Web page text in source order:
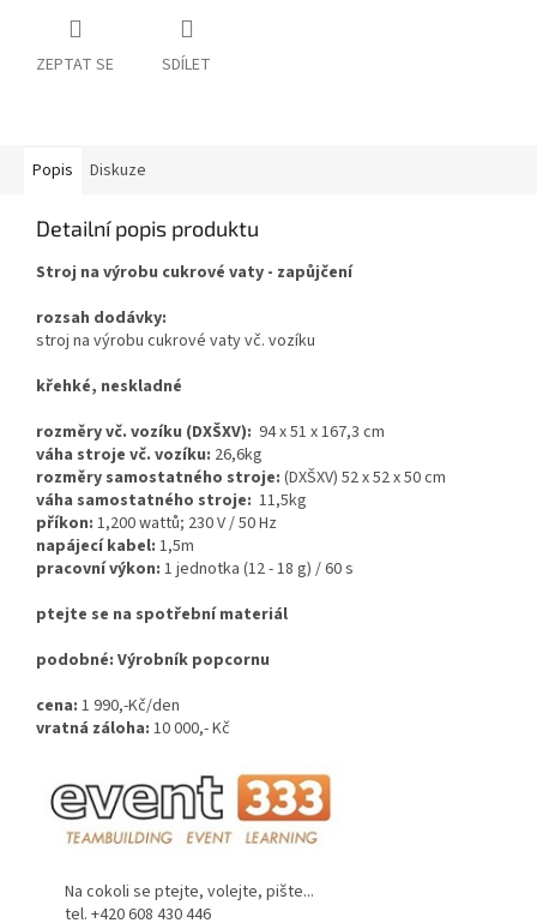
ZEPTAT SE SDÍLET
Popis Diskuze
Detailní popis produktu
Stroj na výrobu cukrové vaty - zapůjčení
rozsah dodávky:
stroj na výrobu cukrové vaty vč. vozíku
křehké, neskladné
rozměry vč. vozíku (DXŠXV): 94 x 51 x 167,3 cm
váha stroje vč. vozíku: 26,6kg
rozměry samostatného stroje: (DXŠXV) 52 x 52 x 50 cm
váha samostatného stroje: 11,5kg
příkon: 1,200 wattů; 230 V / 50 Hz
napájecí kabel: 1,5m
pracovní výkon: 1 jednotka (12 - 18 g) / 60 s
ptejte se na spotřební materiál
podobné: Výrobník popcornu
cena: 1 990,-Kč/den
vratná záloha: 10 000,- Kč
Na cokoli se ptejte, volejte, pište...
tel. +420 608 430 446